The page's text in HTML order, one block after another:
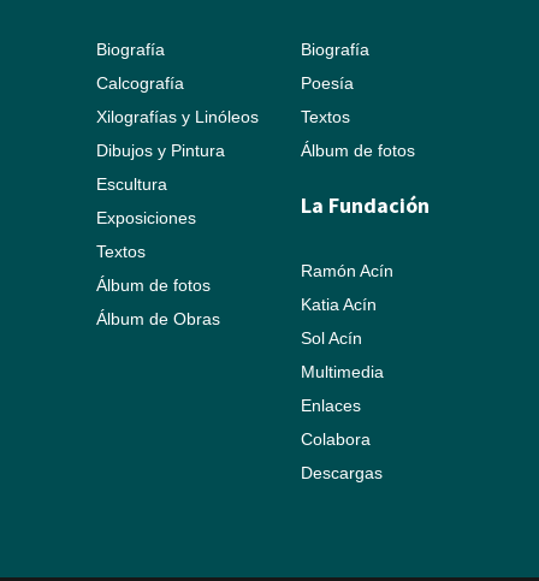
Biografía
Calcografía
Xilografías y Linóleos
Dibujos y Pintura
Escultura
Exposiciones
Textos
Álbum de fotos
Álbum de Obras
Biografía
Poesía
Textos
Álbum de fotos
La Fundación
Ramón Acín
Katia Acín
Sol Acín
Multimedia
Enlaces
Colabora
Descargas